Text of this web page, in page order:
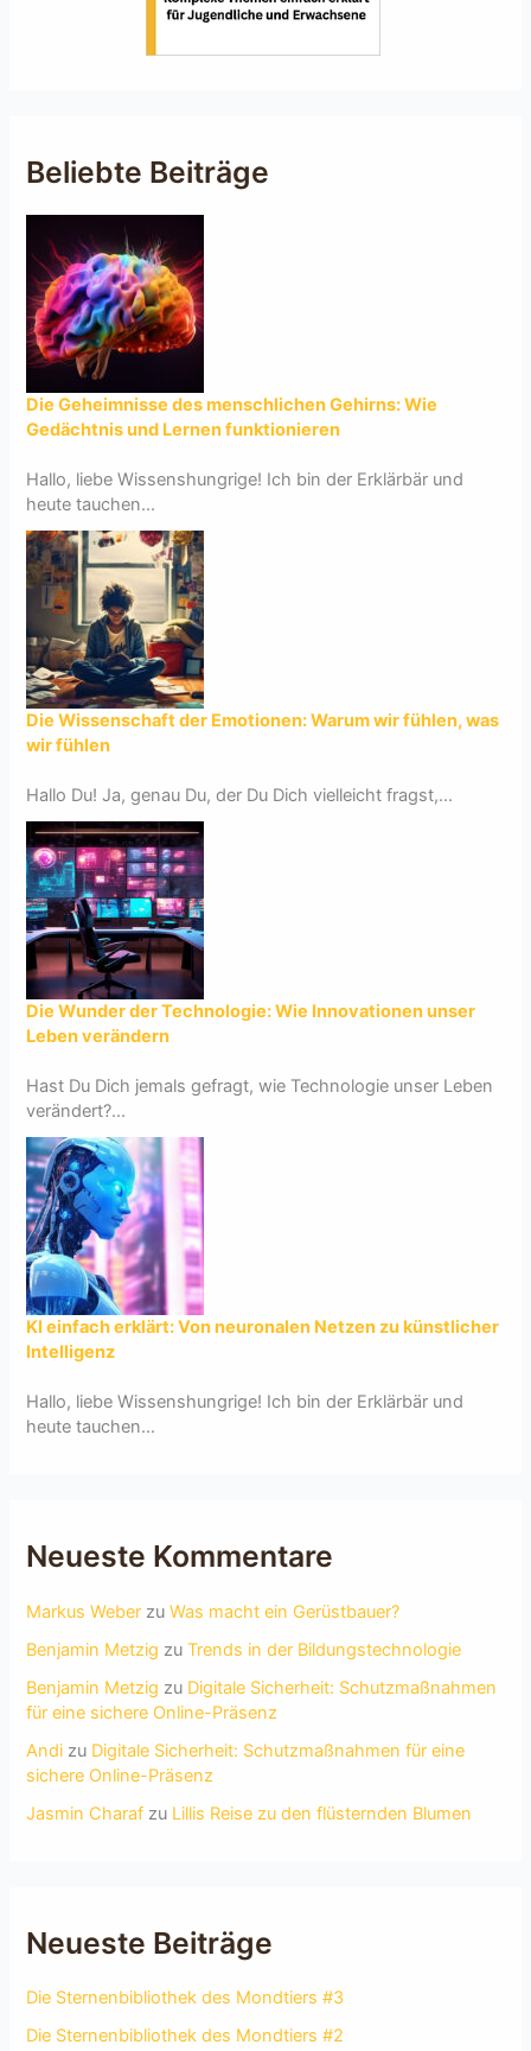
Beliebte Beiträge
Die Geheimnisse des menschlichen Gehirns: Wie
Gedächtnis und Lernen funktionieren
Hallo, liebe Wissenshungrige! Ich bin der Erklärbär und
heute tauchen...
Die Wissenschaft der Emotionen: Warum wir fühlen, was
wir fühlen
Hallo Du! Ja, genau Du, der Du Dich vielleicht fragst,...
Die Wunder der Technologie: Wie Innovationen unser
Leben verändern
Hast Du Dich jemals gefragt, wie Technologie unser Leben
verändert?...
KI einfach erklärt: Von neuronalen Netzen zu künstlicher
Intelligenz
Hallo, liebe Wissenshungrige! Ich bin der Erklärbär und
heute tauchen...
Neueste Kommentare
Markus Weber zuWas macht ein Gerüstbauer?
Benjamin Metzig zuTrends in der Bildungstechnologie
Benjamin Metzig zu Digitale Sicherheit: Schutzmaßnahmen
für eine sichere Online-Präsenz
Andi zu Digitale Sicherheit: Schutzmaßnahmen für eine
sichere Online-Präsenz
Jasmin Charaf zu Lillis Reise zu den flüsternden Blumen
Neueste Beiträge
Die Sternenbibliothek des Mondtiers #3
Die Sternenbibliothek des Mondtiers #2